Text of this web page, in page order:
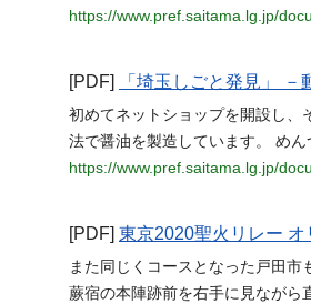
https://www.pref.saitama.lg.jp/
[PDF] 「埼玉しごと発見」
初めてネットショップを開設し、
法で醤油を製造しています。 め
https://www.pref.saitama.lg.jp/
[PDF] 東京2020聖火リレー
また同じくコースとなった戸田
蕨宿の本陣跡前を右手に見なが